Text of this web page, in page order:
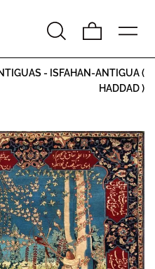
- ISFAHAN-ANTIGUA (
HADDAD )